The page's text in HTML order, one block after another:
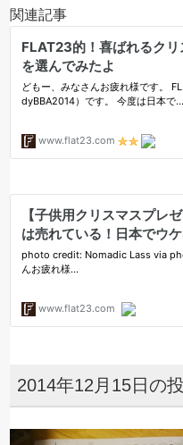
関連記事
2014年12月15日の